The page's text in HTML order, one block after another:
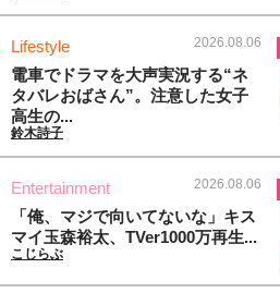
Lifestyle 2026.08.06
電車でドラマを大声実況する“ネ
タバレおばさん”。注意した女子
高生の...
鈴木詩子
Entertainment 2026.08.06
「俺、マジで向いてないな」キス
マイ玉森裕太、TVer1000万再生...
こじらぶ